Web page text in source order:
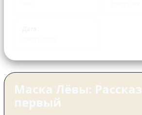
Маска Лёвы: Рассказ
первый